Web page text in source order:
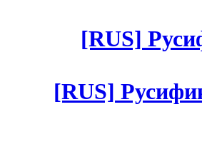
[RUS]
[RUS]